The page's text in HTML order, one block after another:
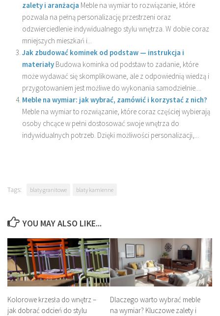
zalety i aranżacja Meble na wymiar to rozwiązanie, które
pozwala na pełną personalizację przestrzeni oraz
odzwierciedlenie indywidualnego stylu wnętrza. W dobie coraz
mniejszych mieszkań i...
Jak zbudować kominek od podstaw — instrukcja i
materiały Budowa kominka od podstaw to zadanie, które
może wydawać się skomplikowane, ale z odpowiednią wiedzą i
przygotowaniem jest możliwe do wykonania samodzielnie....
Meble na wymiar: jak wybrać, zamówić i korzystać z nich?
Meble na wymiar to rozwiązanie, które coraz częściej wybierają
osoby chcące w pełni dostosować swoje wnętrza do
indywidualnych potrzeb. Dzięki możliwości personalizacji,...
Tags: blaty granitowe blaty kamienne
YOU MAY ALSO LIKE...
Kolorowe krzesła do wnętrz –
jak dobrać odcień do stylu
Dlaczego warto wybrać meble
na wymiar? Kluczowe zalety i